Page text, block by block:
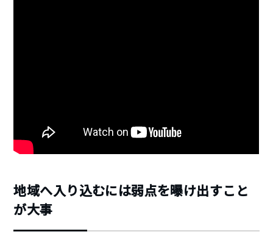
地域へ入り込むには弱点を曝け出すこと
が大事